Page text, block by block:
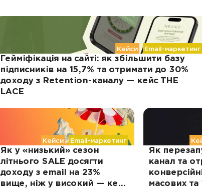
Кейси Email-маркетинг
Гейміфікація на сайті: як збільшити базу
підписників на 15,7% та отримати до 30%
доходу з Retention-каналу — кейс THE
LACE
Кейси Email-маркетинг
Як у «низький» сезон
літнього SALE досягти
доходу з email на 23%
вище, ніж у високий — кейс
Як
канал та
масових та